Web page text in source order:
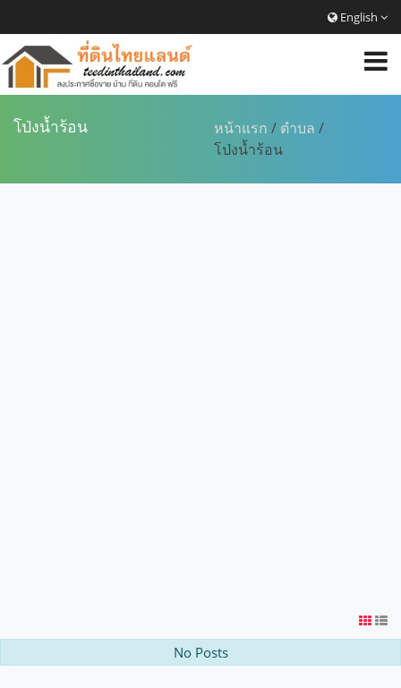
English
โป่งน้ำร้อน หน้าแรก / ตำบล /
โป่งน้ำร้อน
No Posts